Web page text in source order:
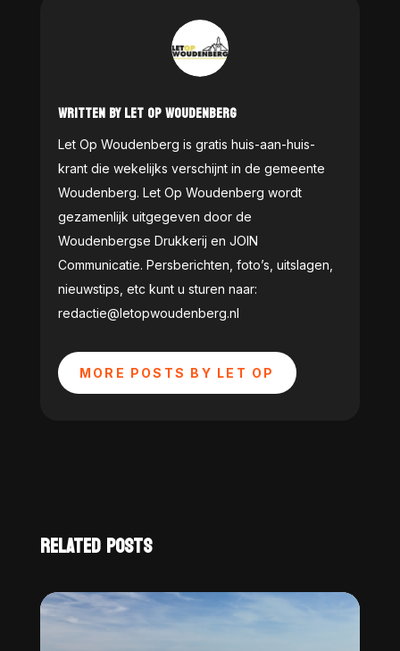
WRITTEN BY LET OP WOUDENBERG
Let Op Woudenberg is gratis huis-aan-huis-
krant die wekelijks verschijnt in de gemeente
Woudenberg. Let Op Woudenberg wordt
gezamenlijk uitgegeven door de
Woudenbergse Drukkerij en JOIN
Communicatie. Persberichten, foto’s, uitslagen,
nieuwstips, etc kunt u sturen naar:
redactie@letopwoudenberg.nl
MORE POSTS BY LET OP
RELATED POSTS